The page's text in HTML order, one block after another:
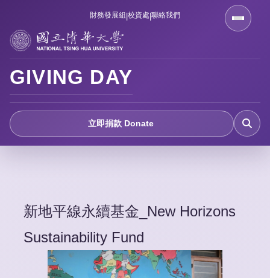
主
要
內
容
區
財務發展組 校資處 聯絡我們
GIVING DAY
立即捐款 Donate
新地平線永續基金_New Horizons
Sustainability Fund